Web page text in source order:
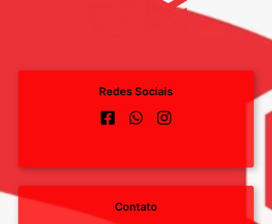
Redes Sociais
Contato